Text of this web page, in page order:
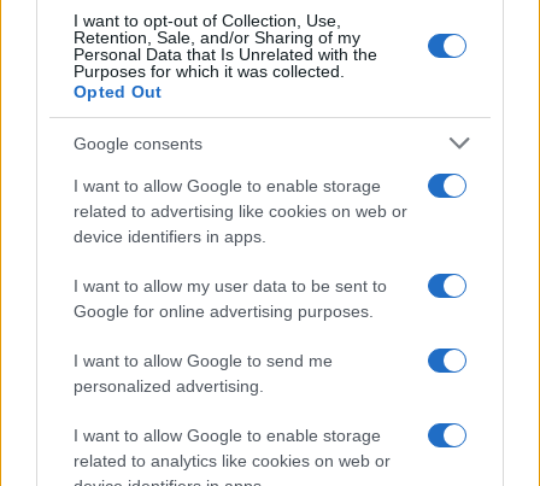
I want to opt-out of Collection, Use,
Retention, Sale, and/or Sharing of my
Personal Data that Is Unrelated with the
Purposes for which it was collected.
Opted Out
Google consents
I want to allow Google to enable storage
related to advertising like cookies on web or
device identifiers in apps.
I want to allow my user data to be sent to
Google for online advertising purposes.
I want to allow Google to send me
personalized advertising.
I want to allow Google to enable storage
related to analytics like cookies on web or
#nevjerovatno #plastika
#Bakterija #ultrašice
#otkrivena
#Veliko otkriće
#Ideonella sakaiensis 201-F6